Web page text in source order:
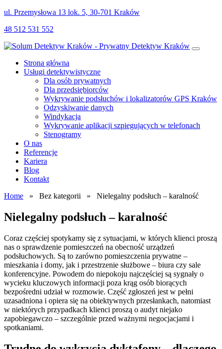
ul. Przemysłowa 13 lok. 5, 30-701 Kraków
48 512 531 552
Strona główna
Usługi detektywistyczne
Dla osób prywatnych
Dla przedsiębiorców
Wykrywanie podsłuchów i lokalizatorów GPS Kraków
Odzyskiwanie danych
Windykacja
Wykrywanie aplikacji szpiegujących w telefonach
Stenogramy
O nas
Referencje
Kariera
Blog
Kontakt
Home » Bez kategorii » Nielegalny podsłuch – karalność
Nielegalny podsłuch – karalność
Coraz częściej spotykamy się z sytuacjami, w których klienci proszą
nas o sprawdzenie pomieszczeń na obecność urządzeń
podsłuchowych. Są to zarówno pomieszczenia prywatne –
mieszkania i domy, jak i przestrzenie służbowe – biura czy sale
konferencyjne. Powodem do niepokoju najczęściej są sygnały o
wycieku kluczowych informacji poza krąg osób biorących
bezpośredni udział w rozmowie. Część zgłoszeń jest w pełni
uzasadniona i opiera się na obiektywnych przesłankach, natomiast
w niektórych przypadkach klienci proszą o audyt niejako
zapobiegawczo – szczególnie przed ważnymi negocjacjami i
spotkaniami.